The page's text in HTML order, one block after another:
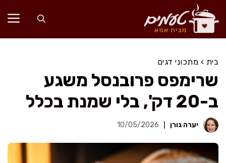
לדלג
לתוכן
בית › מתכוני דגים
שרימפס פרובנסל משגע
ב-20 דק', בלי שמנת בכלל
יערה גורן 10/05/2026